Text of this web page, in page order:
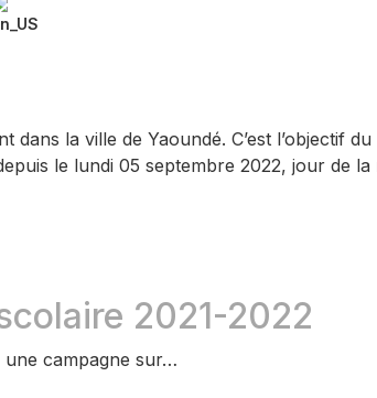
dans la ville de Yaoundé. C’est l’objectif
le lundi 05 septembre 2022, jour de la
2021-2022
une campagne sur…